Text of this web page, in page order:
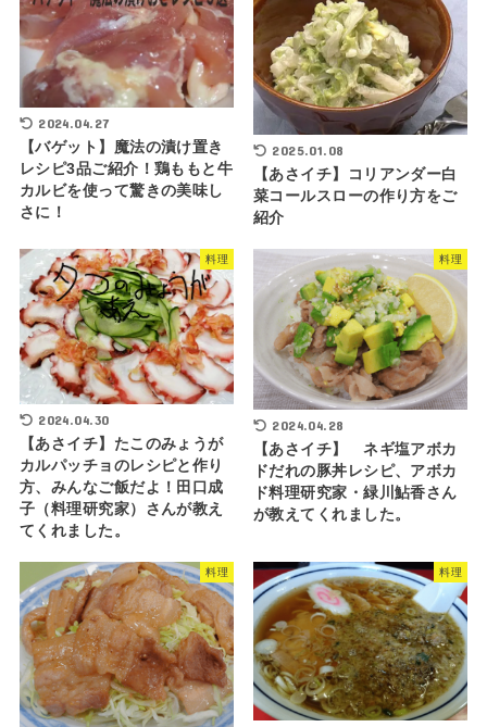
2024.04.27
【バゲット】魔法の漬け置き
レシピ3品ご紹介！鶏ももと牛
カルビを使って驚きの美味し
さに！
2025.01.08
【あさイチ】コリアンダー白
菜コールスローの作り方をご
紹介
料理
2024.04.30
【あさイチ】たこのみょうが
カルパッチョのレシピと作り
方、みんなご飯だよ！田口成
子（料理研究家）さんが教え
てくれました。
料理
2024.04.28
【あさイチ】 ネギ塩アボカ
ドだれの豚丼レシピ、アボカ
ド料理研究家・緑川鮎香さん
が教えてくれました。
料理 料理